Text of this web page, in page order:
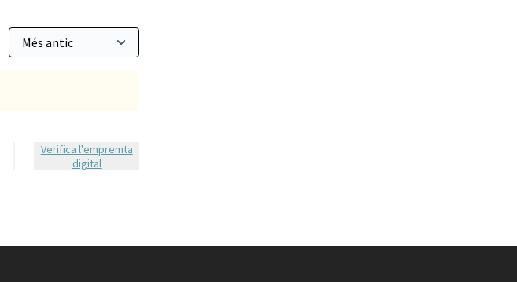
Verifica l'empremta
digital